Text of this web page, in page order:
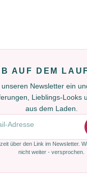
AUF DEM
Newsletter ein
Lieblings-Looks
aus dem Laden.
über den Link im Newsletter.
nicht weiter - versprochen.